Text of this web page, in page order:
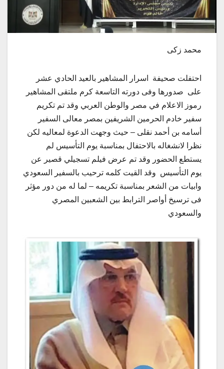
محمد زكى
احتفلت صحيفة اسرار المشاهير بالعيد الحادي عشر
على صدورها وفى دورته التاسعة كرم ملتقى المشاهير
رموز الاعلام في مصر والوطن العربي وقد تم تكريم
سفير خادم الحرمين الشريفين بمصر معالى السفير
أسامه بن أحمد نقلى – حيث وجهت الدعوة لمعاليه لكن
نظرا لانشغاله بالاحتفال بمناسبة يوم التأسيس لم
يستطع الحضور وقد تم عرض فيلم تسجيلي قصير عن
يوم التأسيس وقد القيت كلمه ترحيب بالسفير السعودي
وابيات من الشعر بمناسبة تكريمه – لما له من دور مؤثر
فى ترسيخ أواصر الترابط بين الشعبين المصري
والسعودي